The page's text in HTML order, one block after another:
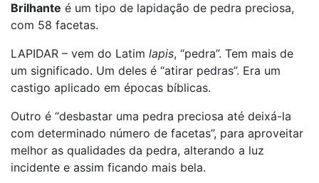
Brilhante é um tipo de lapidação de pedra preciosa,
com 58 facetas.
LAPIDAR – vem do Latim lapis, “pedra”. Tem mais de
um significado. Um deles é “atirar pedras”. Era um
castigo aplicado em épocas bíblicas.
Outro é “desbastar uma pedra preciosa até deixá-la
com determinado número de facetas”, para aproveitar
melhor as qualidades da pedra, alterando a luz
incidente e assim ficando mais bela.